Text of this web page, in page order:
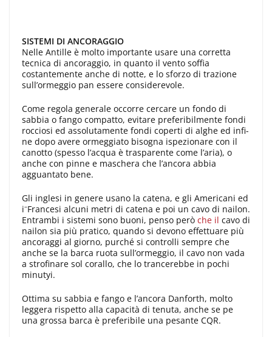
SISTEMI DI ANCORAGGIO
Nelle Antille è molto importante usa­re una corretta
tecnica di ancoraggio, in quanto il vento soffia
costantemente an­che di notte, e lo sforzo di trazione
sul­l’ormeggio pan essere considerevole.
Co­me regola generale occorre cercare un fondo di
sabbia o fango compatto, evita­re preferibilmente fondi
rocciosi ed asso­lutamente fondi coperti di alghe ed infi­
ne dopo avere ormeggiato bisogna ispe­zionare con il
canotto (spesso l’acqua è trasparente come l’aria), o
anche con pin­ne e maschera che l’ancora abbia
agguan­tato bene.
Gli inglesi in genere usano la catena, e gli Americani ed
i–Francesi alcuni metri di catena e poi un cavo di nailon.
Entrambi i sistemi sono buoni, penso pe­rò che il cavo di
nailon sia più pratico, quando si devono effettuare più
ancorag­gi al giorno, purché si controlli sempre che
anche se la barca ruota sull’ormeg­gio, il cavo non vada
a strofinare sol co­rallo, che lo trancerebbe in pochi
minutyi.
Ottima su sabbia e fango e l’ancora Dan­forth, molto
leggera rispetto alla capacità di tenuta, anche se pe
una grossa barca è preferibile una pesante CQR.